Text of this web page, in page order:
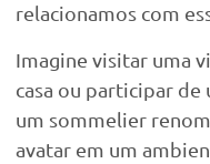
relacionamos com
Imagine visitar uma
casa ou participar de
um sommelier
avatar em um